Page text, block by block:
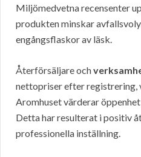
Miljömedvetna recensenter
produkten minskar
engångsflaskor av läsk.
Återförsäljare och
nettopriser efter registrering,
Aromhuset värderar
Detta har resulterat i positiv
professionella inställning.